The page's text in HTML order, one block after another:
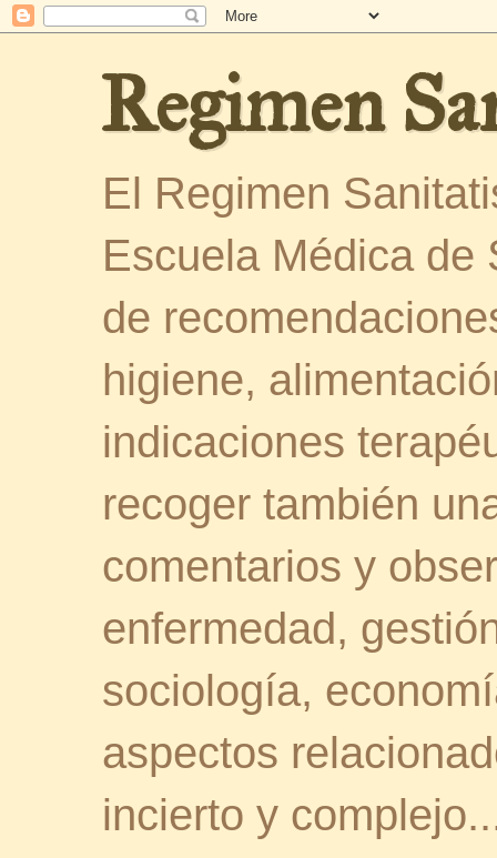
Regimen
El Regimen
Escuela Médica de
de
higiene,
indicaciones
recoger también
comentarios y
enfermedad,
sociología,
aspectos
incierto y